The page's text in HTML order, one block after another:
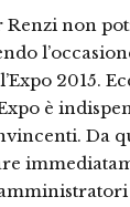
non
2015.
è
Da